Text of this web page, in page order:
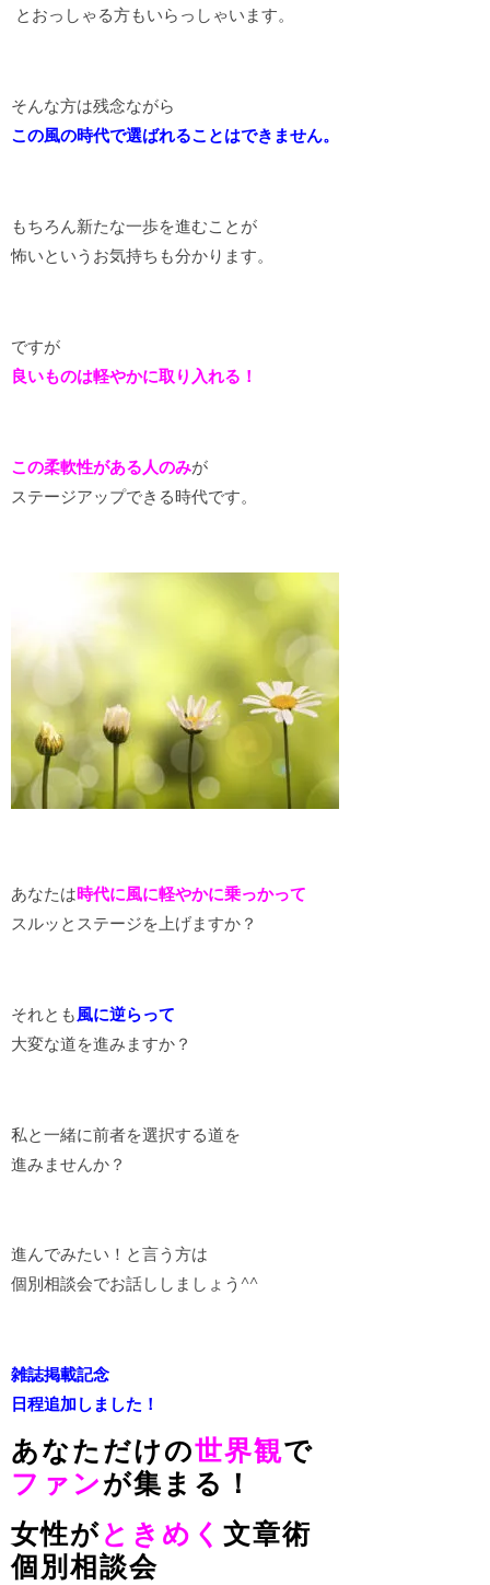
とおっしゃる方もいらっしゃいます。
そんな方は残念ながら
この風の時代で選ばれることはできません。
もちろん新たな一歩を進むことが
怖いというお気持ちも分かります。
ですが
良いものは軽やかに取り入れる！
この柔軟性がある人のみが
ステージアップできる時代です。
あなたは時代に風に軽やかに乗っかって
スルッとステージを上げますか？
それとも風に逆らって
大変な道を進みますか？
私と一緒に前者を選択する道を
進みませんか？
進んでみたい！と言う方は
個別相談会でお話ししましょう^^
雑誌掲載記念
日程追加しました！
あなただけの世界観で
ファンが集まる！
女性がときめく 文章術
個別相談会